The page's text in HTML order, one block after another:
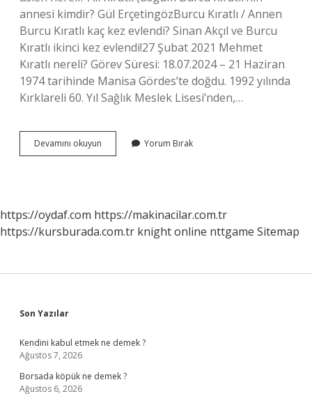
annesi kimdir? Gül ErçetingözBurcu Kıratlı / Annen
Burcu Kıratlı kaç kez evlendi? Sinan Akçıl ve Burcu
Kıratlı ikinci kez evlendi!27 Şubat 2021 Mehmet
Kıratlı nereli? Görev Süresi: 18.07.2024 – 21 Haziran
1974 tarihinde Manisa Gördes’te doğdu. 1992 yılında
Kırklareli 60. Yıl Sağlık Meslek Lisesi’nden,…
Devamını okuyun
Kıratlı
Yorum Bırak
https://oydaf.com https://makinacilar.com.tr
https://kursburada.com.tr knight online nttgame Sitemap
Sidebar
Son Yazılar
Kendini kabul etmek ne demek ?
Ağustos 7, 2026
Borsada köpük ne demek ?
Ağustos 6, 2026